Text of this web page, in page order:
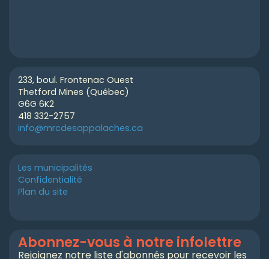
233, boul. Frontenac Ouest
Thetford Mines (Québec)
G6G 6K2
418 332-2757
info@mrcdesappalaches.ca
Les municipalités
Confidentialité
Plan du site
Abonnez-vous à notre infolettre
Rejoignez notre liste d'abonnés pour recevoir les